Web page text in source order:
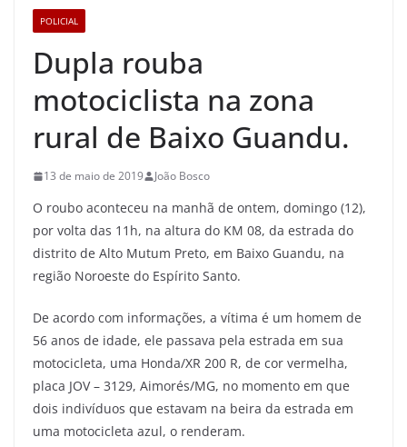
POLICIAL
Dupla rouba
motociclista na zona
rural de Baixo Guandu.
13 de maio de 2019 João Bosco
O roubo aconteceu na manhã de ontem, domingo (12),
por volta das 11h, na altura do KM 08, da estrada do
distrito de Alto Mutum Preto, em Baixo Guandu, na
região Noroeste do Espírito Santo.
De acordo com informações, a vítima é um homem de
56 anos de idade, ele passava pela estrada em sua
motocicleta, uma Honda/XR 200 R, de cor vermelha,
placa JOV – 3129, Aimorés/MG, no momento em que
dois indivíduos que estavam na beira da estrada em
uma motocicleta azul, o renderam.